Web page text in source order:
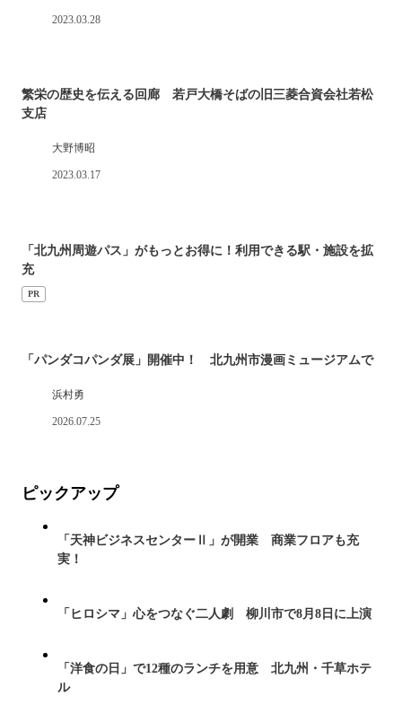
2023.03.28
繁栄の歴史を伝える回廊 若戸大橋そばの旧三菱合資会社若松
支店
大野博昭
2023.03.17
「北九州周遊パス」がもっとお得に！利用できる駅・施設を拡
充
PR
「パンダコパンダ展」開催中！ 北九州市漫画ミュージアムで
浜村勇
2026.07.25
ピックアップ
「天神ビジネスセンターⅡ」が開業 商業フロアも充
実！
「ヒロシマ」心をつなぐ二人劇 柳川市で8月8日に上演
「洋食の日」で12種のランチを用意 北九州・千草ホテ
ル